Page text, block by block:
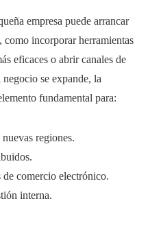
empresa puede arrancar
como incorporar herramientas
eficaces o abrir canales de
se expande, la
fundamental para:
regiones.
comercio electrónico.
interna.